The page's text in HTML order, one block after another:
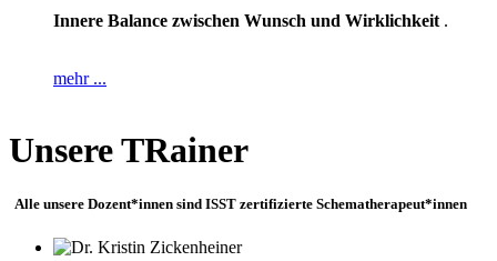
Innere Balance zwischen Wunsch und Wirklichkeit .
mehr ...
Unsere TRainer
Alle unsere Dozent*innen sind ISST zertifizierte Schematherapeut*innen